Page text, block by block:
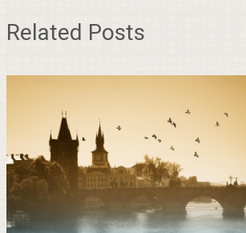
Related Posts